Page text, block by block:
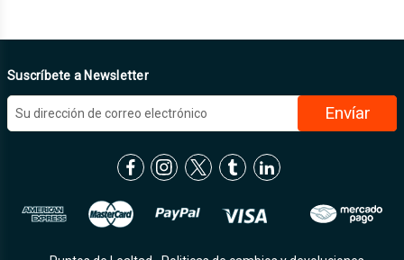
Suscríbete a Newsletter